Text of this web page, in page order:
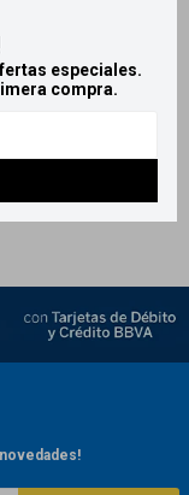
especiales.
compra.